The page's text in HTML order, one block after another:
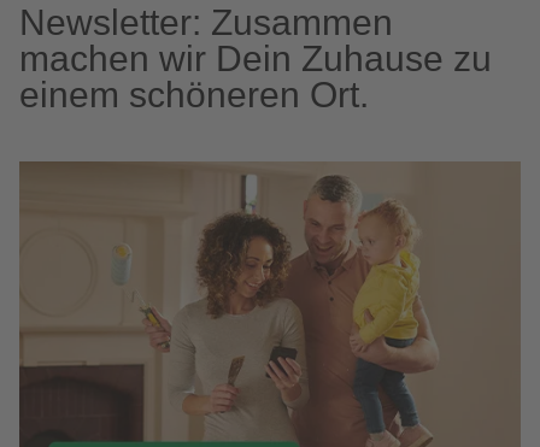
Newsletter: Zusammen
machen wir Dein Zuhause zu
einem schöneren Ort.